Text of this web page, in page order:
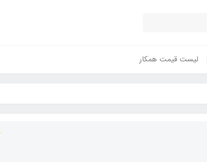
لیست قیمت همکار